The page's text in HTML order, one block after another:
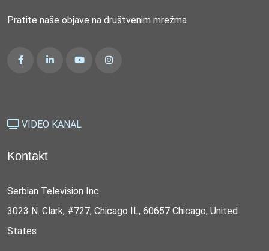
Pratite naše objave na društvenim mrežma
VIDEO KANAL
Kontakt
Serbian Television Inc
3023 N. Clark, #727, Chicago IL, 60657 Chicago, United
States